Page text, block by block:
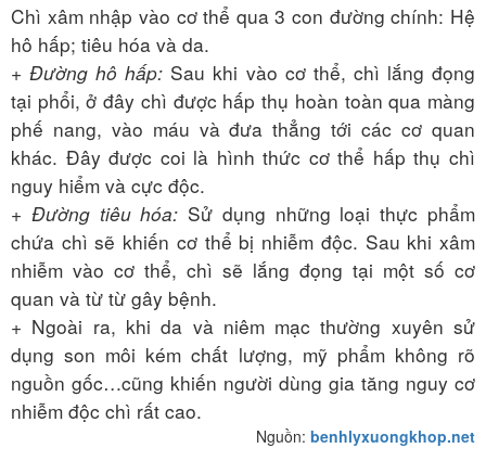
Chì xâm nhập vào cơ thể qua 3 con đường chính: Hệ
hô hấp; tiêu hóa và da.
+ Đường hô hấp: Sau khi vào cơ thể, chì lắng đọng
tại phổi, ở đây chì được hấp thụ hoàn toàn qua màng
phế nang, vào máu và đưa thẳng tới các cơ quan
khác. Đây được coi là hình thức cơ thể hấp thụ chì
nguy hiểm và cực độc.
+ Đường tiêu hóa: Sử dụng những loại thực phẩm
chứa chì sẽ khiến cơ thể bị nhiễm độc. Sau khi xâm
nhiễm vào cơ thể, chì sẽ lắng đọng tại một số cơ
quan và từ từ gây bệnh.
+ Ngoài ra, khi da và niêm mạc thường xuyên sử
dụng son môi kém chất lượng, mỹ phẩm không rõ
nguồn gốc…cũng khiến người dùng gia tăng nguy cơ
nhiễm độc chì rất cao.
Nguồn: benhlyxuongkhop.net